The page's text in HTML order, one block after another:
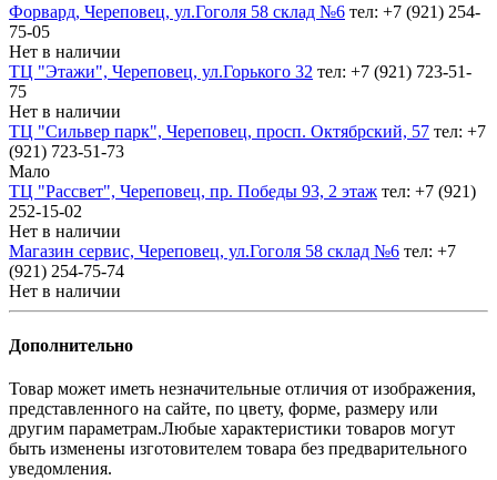
Форвард, Череповец, ул.Гоголя 58 склад №6 тел: +7 (921) 254-
75-05
Нет в наличии
ТЦ "Этажи", Череповец, ул.Горького 32 тел: +7 (921) 723-51-
75
Нет в наличии
ТЦ "Сильвер парк", Череповец, просп. Октябрский, 57 тел: +7
(921) 723-51-73
Мало
ТЦ "Рассвет", Череповец, пр. Победы 93, 2 этаж тел: +7 (921)
252-15-02
Нет в наличии
Магазин сервис, Череповец, ул.Гоголя 58 склад №6 тел: +7
(921) 254-75-74
Нет в наличии
Дополнительно
Товар может иметь незначительные отличия от изображения,
представленного на сайте, по цвету, форме, размеру или
другим параметрам.Любые характеристики товаров могут
быть изменены изготовителем товара без предварительного
уведомления.